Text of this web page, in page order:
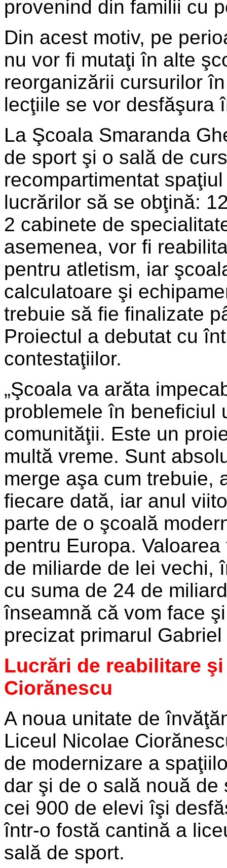
provenind din familii cu
Din acest motiv, pe
nu vor fi mutaţi în alte
reorganizării cursurilor
lecţiile se vor desfăşura
La Şcoala Smaranda
de sport şi o sală de
recompartimentat
lucrărilor să se obţină:
2 cabinete de
asemenea, vor fi
pentru atletism, iar
calculatoare şi
trebuie să fie finalizate
Proiectul a debutat cu
contestaţiilor.
„Şcoala va arăta
problemele în beneficiul
comunităţii. Este un
multă vreme. Sunt
merge aşa cum trebuie,
fiecare dată, iar anul
parte de o şcoală
pentru Europa.
de miliarde de lei vechi,
cu suma de 24 de
înseamnă că vom face
precizat primarul
Lucrări de reabilitare
Ciorănescu
A noua unitate de
Liceul Nicolae
de modernizare a
dar şi de o sală nouă
cei 900 de elevi îşi
într-o fostă cantină a
sală de sport.